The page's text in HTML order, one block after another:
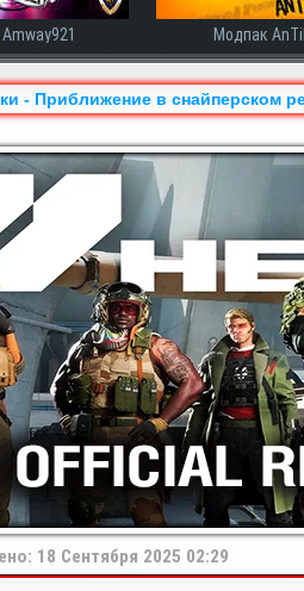
Модпак
- Приближение в снайперском
18 Сентября 2025 02:29